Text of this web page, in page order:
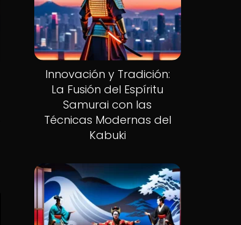
Innovación y Tradición:
La Fusión del Espíritu
Samurai con las
Técnicas Modernas del
Kabuki